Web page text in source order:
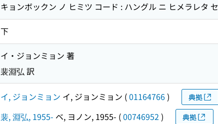
キョンボックン ノ ヒミツ コード : ハングル ニ ヒメラレタ
下
イ・ジョンミョン 著
裴淵弘 訳
イ, ジョンミョン イ, ジョンミョン (01164766) 典拠
裴, 淵弘, 1955- ベ, ヨノン, 1955- (00746952 ) 典拠